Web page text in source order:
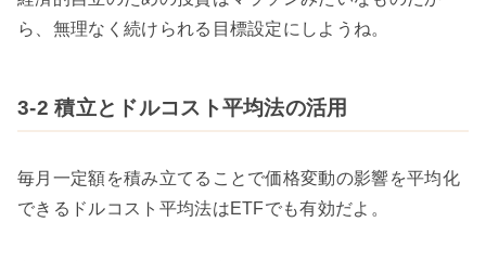
ら、無理なく続けられる目標設定にしようね。
3-2 積立とドルコスト平均法の活用
毎月一定額を積み立てることで価格変動の影響を平均化
できるドルコスト平均法はETFでも有効だよ。